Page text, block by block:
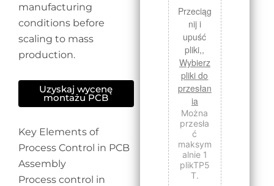
manufacturing
conditions before
scaling to mass
production.
Uzyskaj wycenę
montażu PCB
Key Elements of
Process Control in PCB
Assembly
Process control in
Przeciąg
nij i
upuść
pliki,,
Wybierz
pliki do
przesłan
ia
Można
przesła
ć
maksym
alnie 1
plikTP5
T.